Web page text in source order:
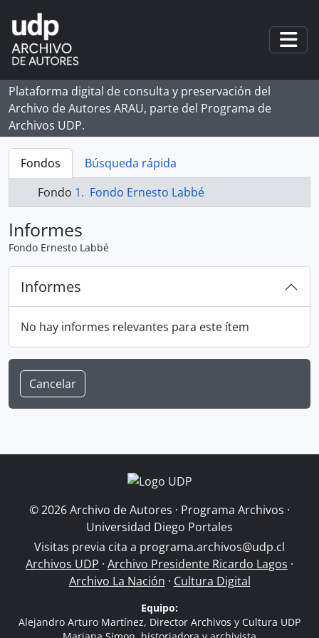
Skip to main content
Plataforma digital de consulta y preservación del
Archivo de Autores ARAU, parte del Programa de
Archivos UDP.
Fondos
Búsqueda rápida
Fondo
Fondo Ernesto Labbé
Informes
Fondo Ernesto Labbé
Informes
No hay informes relevantes para este ítem
Cancelar
© 2026 Archivo de Autores · Programa Archivos ·
Universidad Diego Portales
Visitas previa cita a programa.archivos@udp.cl
Archivos UDP · Archivo Presidente Ricardo Lagos ·
Archivo La Nación · Cultura Digital
Equipo:
Alejandro Arturo Martínez, Director Archivos y Cultura UDP